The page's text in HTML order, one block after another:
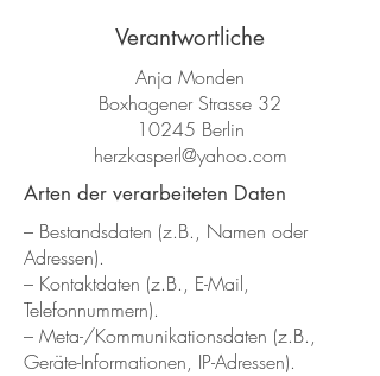
Verantwortliche
Anja Monden
Boxhagener Strasse 32
10245 Berlin
herzkasperl@yahoo.com
Arten der verarbeiteten Daten
– Bestandsdaten (z.B., Namen oder
Adressen).
– Kontaktdaten (z.B., E-Mail,
Telefonnummern).
– Meta-/Kommunikationsdaten (z.B.,
Geräte-Informationen, IP-Adressen).